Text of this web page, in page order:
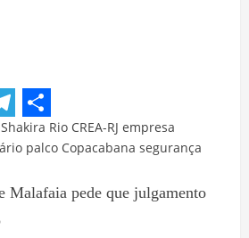
Share
Rio CREA-RJ empresa
palco Copacabana segurança
Malafaia pede que julgamento